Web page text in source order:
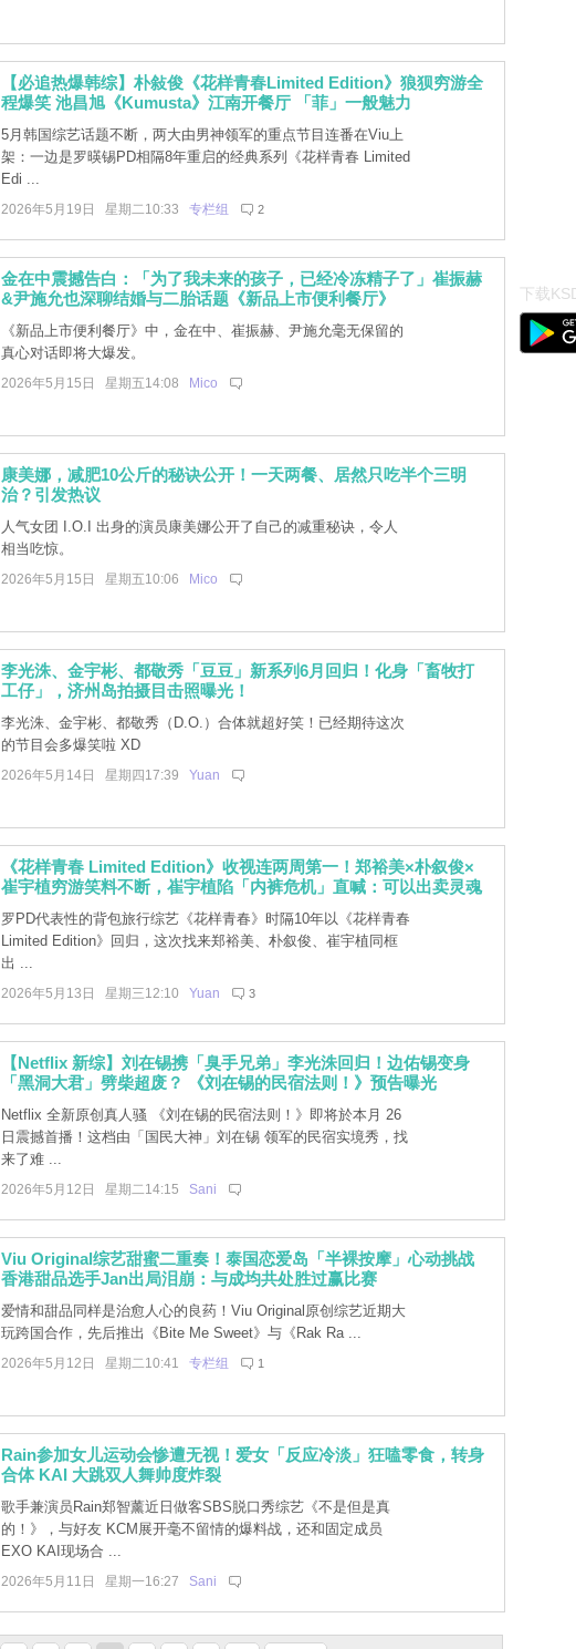
【必追热爆韩综】朴敍俊《花样青春Limited Edition》狼狈穷游全
程爆笑 池昌旭《Kumusta》江南开餐厅 「菲」一般魅力
5月韩国综艺话题不断，两大由男神领军的重点节目连番在Viu上
架：一边是罗暎锡PD相隔8年重启的经典系列《花样青春 Limited
Edi ...
2026年5月19日 星期二10:33 专栏组 2
金在中震撼告白：「为了我未来的孩子，已经冷冻精子了」崔振赫
&尹施允也深聊结婚与二胎话题《新品上市便利餐厅》
《新品上市便利餐厅》中，金在中、崔振赫、尹施允毫无保留的
真心对话即将大爆发。
2026年5月15日 星期五14:08 Mico
康美娜，减肥10公斤的秘诀公开！一天两餐、居然只吃半个三明
治？引发热议
人气女团 I.O.I 出身的演员康美娜公开了自己的减重秘诀，令人
相当吃惊。
2026年5月15日 星期五10:06 Mico
李光洙、金宇彬、都敬秀「豆豆」新系列6月回归！化身「畜牧打
工仔」，济州岛拍摄目击照曝光！
李光洙、金宇彬、都敬秀（D.O.）合体就超好笑！已经期待这次
的节目会多爆笑啦 XD
2026年5月14日 星期四17:39 Yuan
《花样青春 Limited Edition》收视连两周第一！郑裕美×朴叙俊×
崔宇植穷游笑料不断，崔宇植陷「内裤危机」直喊：可以出卖灵魂
罗PD代表性的背包旅行综艺《花样青春》时隔10年以《花样青春
Limited Edition》回归，这次找来郑裕美、朴叙俊、崔宇植同框
出 ...
2026年5月13日 星期三12:10 Yuan 3
【Netflix 新综】刘在锡携「臭手兄弟」李光洙回归！边佑锡变身
「黑洞大君」劈柴超废？ 《刘在锡的民宿法则！》预告曝光
Netflix 全新原创真人骚 《刘在锡的民宿法则！》即将於本月 26
日震撼首播！这档由「国民大神」刘在锡 领军的民宿实境秀，找
来了难 ...
2026年5月12日 星期二14:15 Sani
Viu Original综艺甜蜜二重奏！泰国恋爱岛「半裸按摩」心动挑战
香港甜品选手Jan出局泪崩：与成均共处胜过赢比赛
爱情和甜品同样是治愈人心的良药！Viu Original原创综艺近期大
玩跨国合作，先后推出《Bite Me Sweet》与《Rak Ra ...
2026年5月12日 星期二10:41 专栏组 1
Rain参加女儿运动会惨遭无视！爱女「反应冷淡」狂嗑零食，转身
合体 KAI 大跳双人舞帅度炸裂
歌手兼演员Rain郑智薰近日做客SBS脱口秀综艺《不是但是真
的！》，与好友 KCM展开毫不留情的爆料战，还和固定成员
EXO KAI现场合 ...
2026年5月11日 星期一16:27 Sani
下载